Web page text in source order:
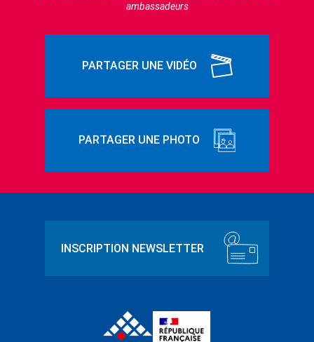
ambassadeurs
PARTAGER UNE VIDÉO
PARTAGER UNE PHOTO